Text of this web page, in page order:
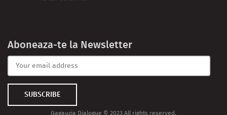
Aboneaza-te la Newsletter
SUBSCRIBE
Gagauzia Dialogue © 2023 All rights reserved.